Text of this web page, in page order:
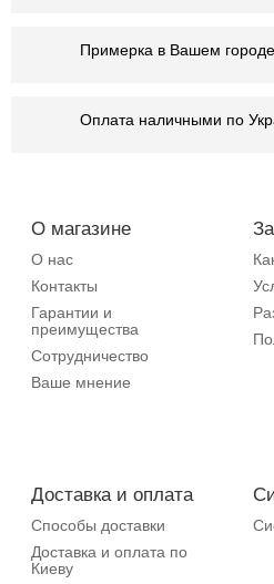
Примерка в Вашем городе
Оплата наличными по
О магазине
О нас
Контакты
Гарантии и
преимущества
Сотрудничество
Ваше мнение
Доставка и оплата
Способы доставки
Доставка и оплата по
Киеву